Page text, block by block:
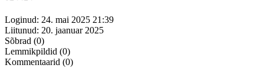
Loginud: 24. mai 2025 21:39
Liitunud: 20. jaanuar 2025
Sõbrad (0)
Lemmikpildid (0)
Kommentaarid (0)